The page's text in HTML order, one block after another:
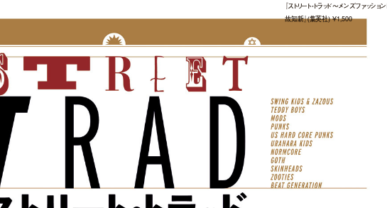
『ストリート・トラッド〜メンズファッショ
故知新』(集英社) ¥1,500
タイトル
『ストリート・トラッド〜メンズファッション
は温故知新』
佐藤誠二朗
挿画 矢沢あい